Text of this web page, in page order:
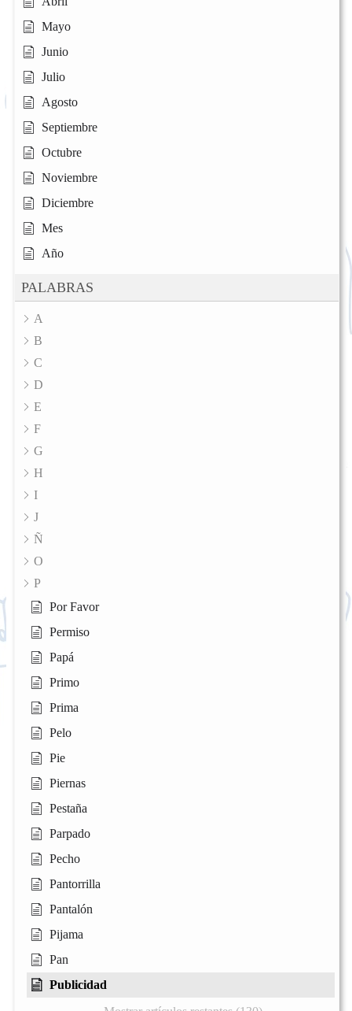
Mayo
Junio
Julio
Agosto
Septiembre
Octubre
Noviembre
Diciembre
Mes
Año
PALABRAS
A
B
C
D
E
F
G
H
I
J
Ñ
O
P
Por Favor
Permiso
Papá
Primo
Prima
Pelo
Pie
Piernas
Pestaña
Parpado
Pecho
Pantorrilla
Pantalón
Pijama
Pan
Publicidad